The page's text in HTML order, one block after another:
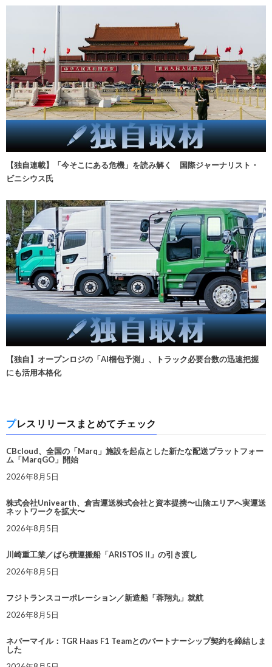
【独自連載】「今そこにある危機」を読み解く 国際ジャーナリスト・
ビニシウス氏
【独自】オープンロジの「AI梱包予測」、トラック必要台数の迅速把握
にも活用本格化
プレスリリースまとめてチェック
CBcloud、全国の「Marq」施設を起点とした新たな配送プラットフォー
ム「MarqGO」開始
2026年8月5日
株式会社Univearth、倉吉運送株式会社と資本提携〜山陰エリアへ実運送
ネットワークを拡大〜
2026年8月5日
川崎重工業／ばら積運搬船「ARISTOS II」の引き渡し
2026年8月5日
フジトランスコーポレーション／新造船「蓉翔丸」就航
2026年8月5日
ネバーマイル：TGR Haas F1 Teamとのパートナーシップ契約を締結しま
した